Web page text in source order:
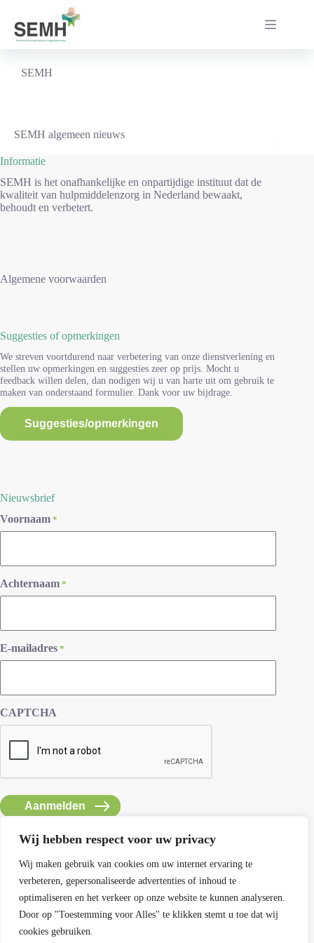
Wij hebben respect voor uw privacy
Wij maken gebruik van cookies om uw internet ervaring te
verbeteren, gepersonaliseerde advertenties of inhoud te
optimaliseren en het verkeer op onze website te kunnen analyseren.
Door op "Toestemming voor Alles" te klikken stemt u toe dat wij
cookies gebruiken.
inhoud
SEMH
SEMH algemeen nieuws
Informatie
SEMH is het onafhankelijke en onpartijdige instituut dat de
kwaliteit van hulpmiddelenzorg in Nederland bewaakt,
behoudt en verbetert.
Algemene voorwaarden
Suggesties of opmerkingen
We streven voortdurend naar verbetering van onze dienstverlening en
stellen uw opmerkingen en suggesties zeer op prijs. Mocht u
feedback willen delen, dan nodigen wij u van harte uit om gebruik te
maken van onderstaand formulier. Dank voor uw bijdrage.
Suggesties/opmerkingen
Nieuwsbrief
Voornaam *
Achternaam *
E-mailadres *
CAPTCHA
Contact SEMH
E: info@semh.info
T: 085-8769770